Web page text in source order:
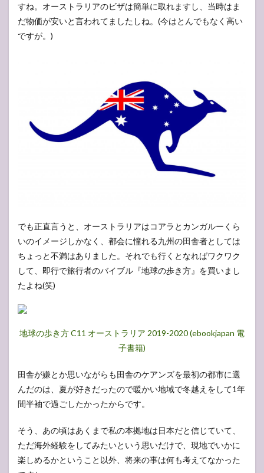
すね。オーストラリアのビザは簡単に取れますし、当時はま
だ物価が安いと言われてましたしね。(今はとんでもなく高い
ですが。)
でも正直言うと、オーストラリアはコアラとカンガルーくら
いのイメージしかなく、都会に憧れる九州の田舎者としては
ちょっと不満はありました。それでも行くとなればワクワク
して、即行で旅行者のバイブル『地球の歩き方』を買いまし
たよね(笑)
地球の歩き方 C11 オーストラリア 2019-2020 (ebookjapan 電
子書籍)
田舎が嫌とか思いながらも田舎のケアンズを最初の都市に選
んだのは、夏が好きだったので暖かい地域で冬越えをして1年
間半袖で過ごしたかったからです。
そう、あの頃はあくまで私の本拠地は日本だと信じていて、
ただ海外経験をしてみたいという思いだけで、現地でいかに
楽しめるかということ以外、将来の事は何も考えてなかった